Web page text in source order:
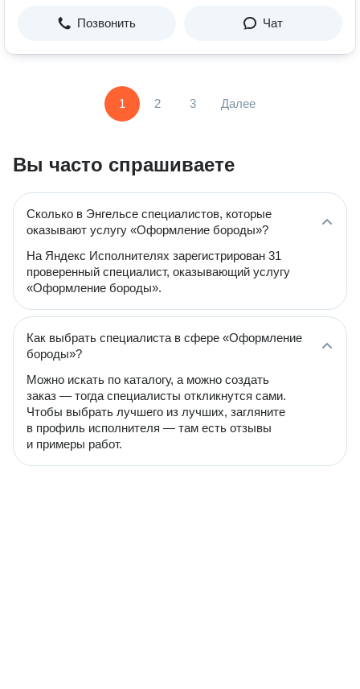
Позвонить Чат
1 2 3 Далее
Вы часто спрашиваете
Сколько в Энгельсе специалистов, которые
оказывают услугу «Оформление бороды»?
На Яндекс Исполнителях зарегистрирован 31
проверенный специалист, оказывающий услугу
«Оформление бороды».
Как выбрать специалиста в сфере «Оформление
бороды»?
Можно искать по каталогу, а можно создать
заказ — тогда специалисты откликнутся сами.
Чтобы выбрать лучшего из лучших, загляните
в профиль исполнителя — там есть отзывы
и примеры работ.